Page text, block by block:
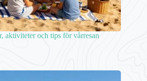
aktiviteter och tips för vårresan